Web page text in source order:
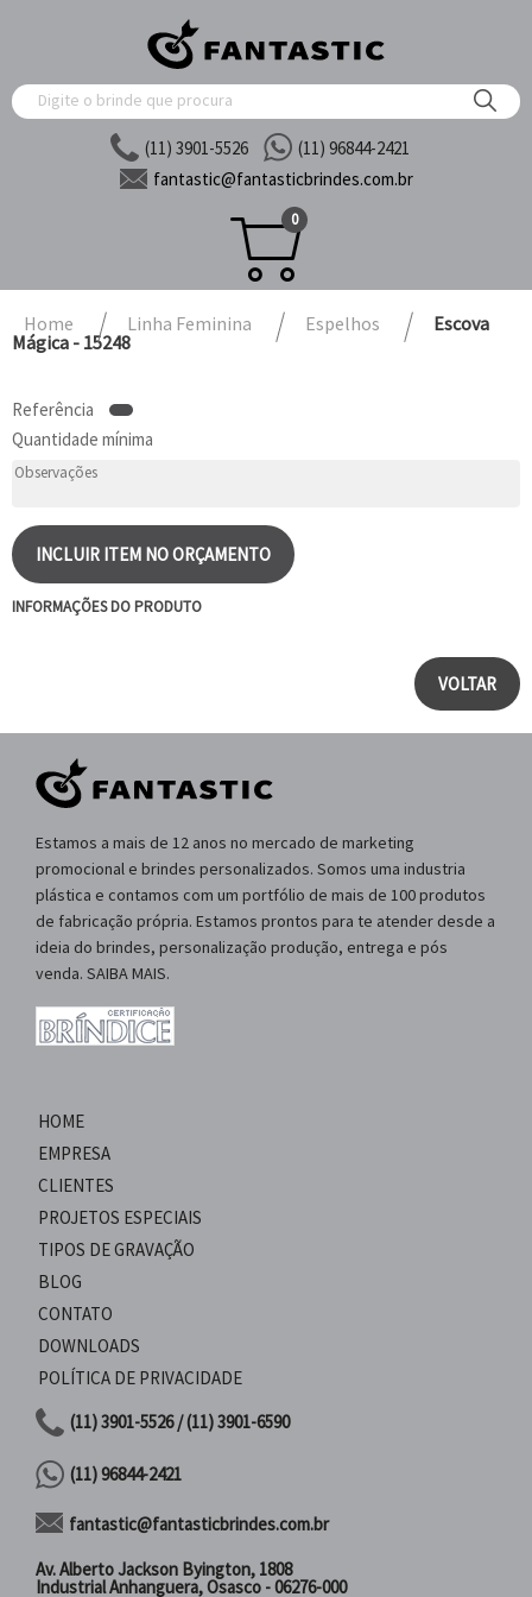
(11) 3901-5526
(11) 96844-2421
fantastic@fantasticbrindes.com.br
0
Home Linha Feminina Espelhos
Escova
Mágica - 15248
Referência
Quantidade mínima
INCLUIR ITEM NO ORÇAMENTO
INFORMAÇÕES DO PRODUTO
VOLTAR
Estamos a mais de 12 anos no mercado de marketing
promocional e brindes personalizados. Somos uma industria
plástica e contamos com um portfólio de mais de 100 produtos
de fabricação própria. Estamos prontos para te atender desde a
ideia do brindes, personalização produção, entrega e pós
venda. SAIBA MAIS.
HOME
EMPRESA
CLIENTES
PROJETOS ESPECIAIS
TIPOS DE GRAVAÇÃO
BLOG
CONTATO
DOWNLOADS
POLÍTICA DE PRIVACIDADE
(11) 3901-5526 / (11) 3901-6590
(11) 96844-2421
fantastic@fantasticbrindes.com.br
Av. Alberto Jackson Byington, 1808
Industrial Anhanguera, Osasco - 06276-000